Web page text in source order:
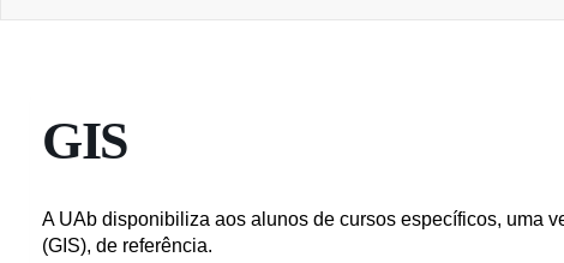
GIS
A UAb disponibiliza aos alunos de cursos específicos, uma
(GIS), de referência.